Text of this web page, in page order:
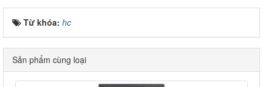
Từ khóa: hc
Sản phẩm cùng loại